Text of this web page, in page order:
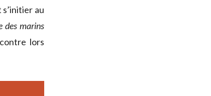
au
des marins
lors